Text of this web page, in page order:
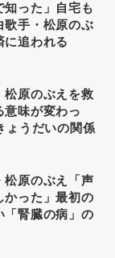
知った」自宅も
歌手・松原のぶ
に追われる
松原のぶえを救
意味が変わっ
ょうだいの関係
松原のぶえ「声
かった」最初の
「腎臓の病」の